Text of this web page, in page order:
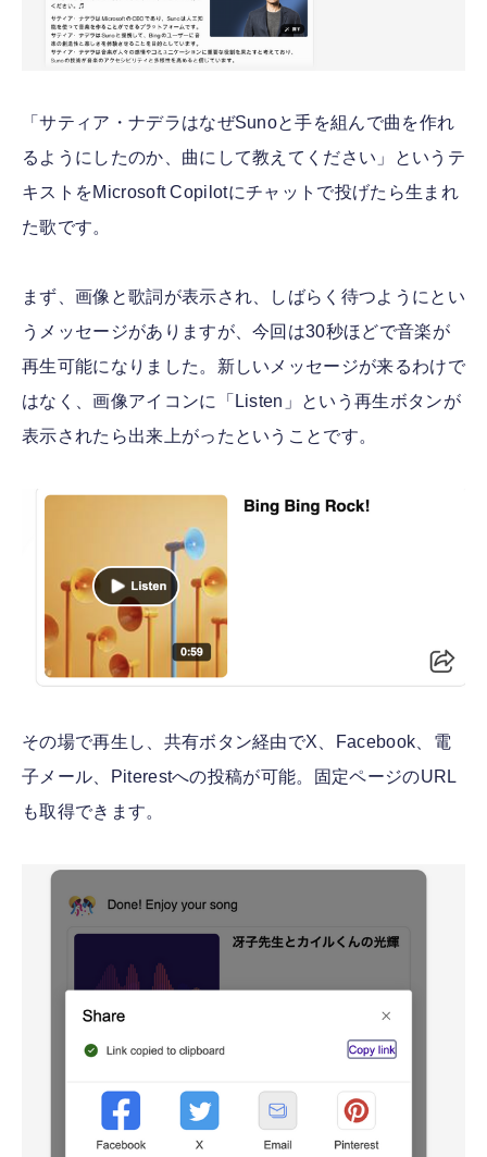
「サティア・ナデラはなぜSunoと手を組んで曲を作れ
るようにしたのか、曲にして教えてください」というテ
キストをMicrosoft Copilotにチャットで投げたら生まれ
た歌です。
まず、画像と歌詞が表示され、しばらく待つようにとい
うメッセージがありますが、今回は30秒ほどで音楽が
再生可能になりました。新しいメッセージが来るわけで
はなく、画像アイコンに「Listen」という再生ボタンが
表示されたら出来上がったということです。
その場で再生し、共有ボタン経由でX、Facebook、電
子メール、Piterestへの投稿が可能。固定ページのURL
も取得できます。